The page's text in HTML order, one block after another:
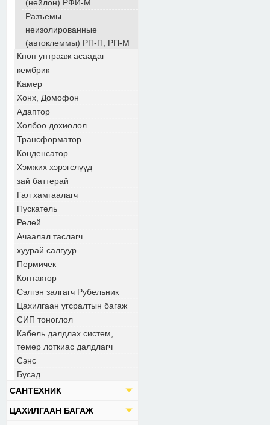
(нейлон) РФИ-М
Разъемы
неизолированные
(автоклеммы) РП-П, РП-М
Кноп унтрааж асаадаг
кембрик
Камер
Хонх, Домофон
Адаптор
Холбоо дохиолол
Трансформатор
Конденсатор
Хэмжих хэрэгслүүд
зай баттерай
Гал хамгаалагч
Пускатель
Релей
Ачаалал таслагч
хуурай салгуур
Пермичек
Контактор
Сэлгэн залгагч Рубельник
Цахилгаан угсралтын багаж
СИП тоноглол
Кабель далдлах систем,
төмөр лоткиас далдлагч
Сэнс
Бусад
САНТЕХНИК
ЦАХИЛГААН БАГАЖ